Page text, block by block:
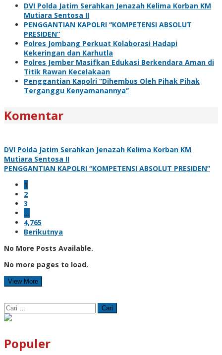
DVI Polda Jatim Serahkan Jenazah Kelima Korban KM
Mutiara Sentosa II
PENGGANTIAN KAPOLRI “KOMPETENSI ABSOLUT
PRESIDEN”
Polres Jombang Perkuat Kolaborasi Hadapi
Kekeringan dan Karhutla
Polres Jember Masifkan Edukasi Berkendara Aman di
Titik Rawan Kecelakaan
Penggantian Kapolri “Dihembus Oleh Pihak Pihak
Terganggu Kenyamanannya”
Komentar
DVI Polda Jatim Serahkan Jenazah Kelima Korban KM
Mutiara Sentosa II
PENGGANTIAN KAPOLRI “KOMPETENSI ABSOLUT PRESIDEN”
1
2
3
…
4,765
Berikutnya
No More Posts Available.
No more pages to load.
View More
Cari
untuk:
Populer